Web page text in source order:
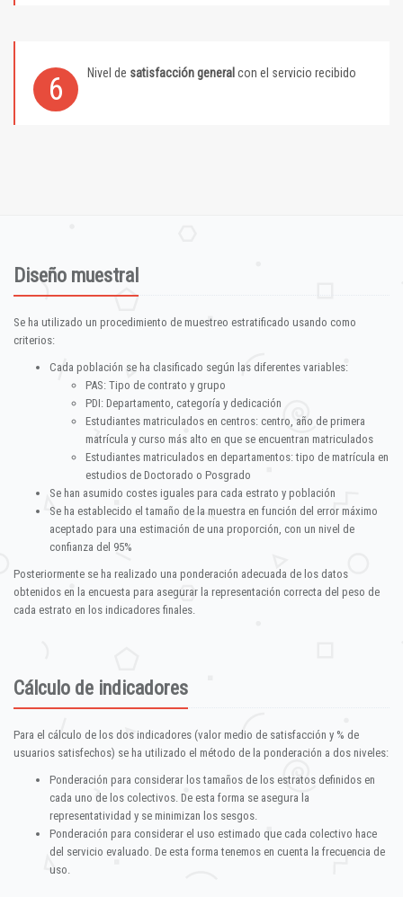
6 Nivel de satisfacción general con el servicio recibido
Diseño muestral
Se ha utilizado un procedimiento de muestreo estratificado usando como
criterios:
Cada población se ha clasificado según las diferentes variables:
PAS: Tipo de contrato y grupo
PDI: Departamento, categoría y dedicación
Estudiantes matriculados en centros: centro, año de primera
matrícula y curso más alto en que se encuentran matriculados
Estudiantes matriculados en departamentos: tipo de matrícula en
estudios de Doctorado o Posgrado
Se han asumido costes iguales para cada estrato y población
Se ha establecido el tamaño de la muestra en función del error máximo
aceptado para una estimación de una proporción, con un nivel de
confianza del 95%
Posteriormente se ha realizado una ponderación adecuada de los datos
obtenidos en la encuesta para asegurar la representación correcta del peso de
cada estrato en los indicadores finales.
Cálculo de indicadores
Para el cálculo de los dos indicadores (valor medio de satisfacción y % de
usuarios satisfechos) se ha utilizado el método de la ponderación a dos niveles:
Ponderación para considerar los tamaños de los estratos definidos en
cada uno de los colectivos. De esta forma se asegura la
representatividad y se minimizan los sesgos.
Ponderación para considerar el uso estimado que cada colectivo hace
del servicio evaluado. De esta forma tenemos en cuenta la frecuencia de
uso.